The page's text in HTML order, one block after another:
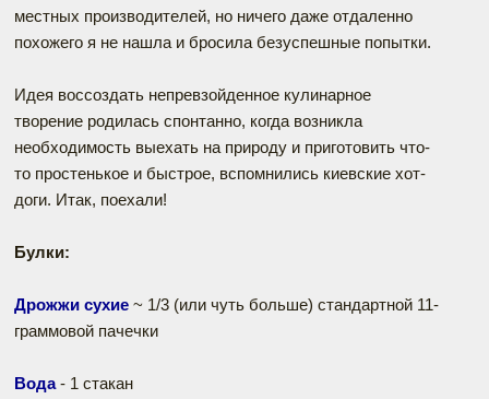
местных производителей, но ничего даже отдаленно
похожего я не нашла и бросила безуспешные попытки.
Идея воссоздать непревзойденное кулинарное
творение родилась спонтанно, когда возникла
необходимость выехать на природу и приготовить что-
то простенькое и быстрое, вспомнились киевские хот-
доги. Итак, поехали!
Булки:
Дрожжи сухие ~ 1/3 (или чуть больше) стандартной 11-
граммовой пачечки
Вода- 1 стакан